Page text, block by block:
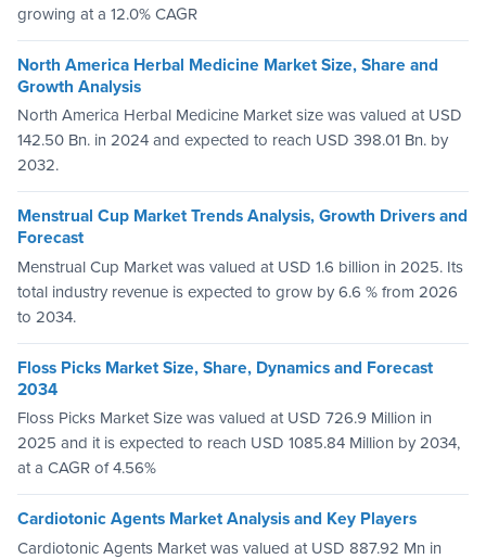
growing at a 12.0% CAGR
North America Herbal Medicine Market Size, Share and
Growth Analysis
North America Herbal Medicine Market size was valued at USD
142.50 Bn. in 2024 and expected to reach USD 398.01 Bn. by
2032.
Menstrual Cup Market Trends Analysis, Growth Drivers and
Forecast
Menstrual Cup Market was valued at USD 1.6 billion in 2025. Its
total industry revenue is expected to grow by 6.6 % from 2026
to 2034.
Floss Picks Market Size, Share, Dynamics and Forecast
2034
Floss Picks Market Size was valued at USD 726.9 Million in
2025 and it is expected to reach USD 1085.84 Million by 2034,
at a CAGR of 4.56%
Cardiotonic Agents Market Analysis and Key Players
Cardiotonic Agents Market was valued at USD 887.92 Mn in